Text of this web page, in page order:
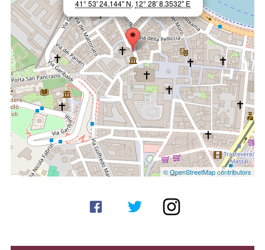
41° 53' 24.144" N, 12° 28' 8.3532" E
© OpenStreetMap contributors